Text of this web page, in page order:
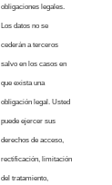
obligaciones legales.
Los datos no se
cederán a terceros
salvo en los casos en
que exista una
obligación legal. Usted
puede ejercer sus
derechos de acceso,
rectificación, limitación
del tratamiento,